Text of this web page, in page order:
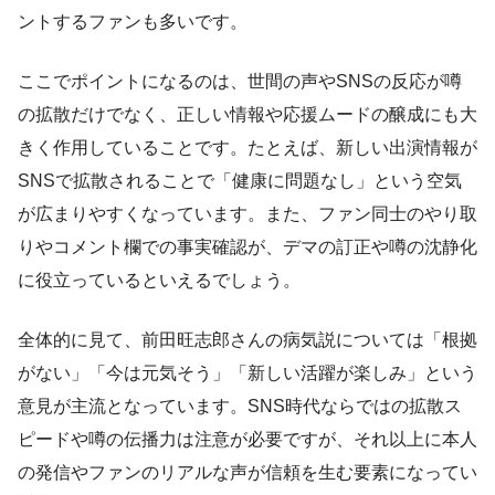
ントするファンも多いです。
ここでポイントになるのは、世間の声やSNSの反応が噂
の拡散だけでなく、正しい情報や応援ムードの醸成にも大
きく作用していることです。たとえば、新しい出演情報が
SNSで拡散されることで「健康に問題なし」という空気
が広まりやすくなっています。また、ファン同士のやり取
りやコメント欄での事実確認が、デマの訂正や噂の沈静化
に役立っているといえるでしょう。
全体的に見て、前田旺志郎さんの病気説については「根拠
がない」「今は元気そう」「新しい活躍が楽しみ」という
意見が主流となっています。SNS時代ならではの拡散ス
ピードや噂の伝播力は注意が必要ですが、それ以上に本人
の発信やファンのリアルな声が信頼を生む要素になってい